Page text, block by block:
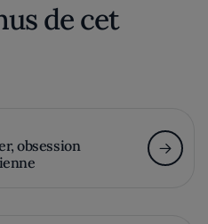
de cet
obsession